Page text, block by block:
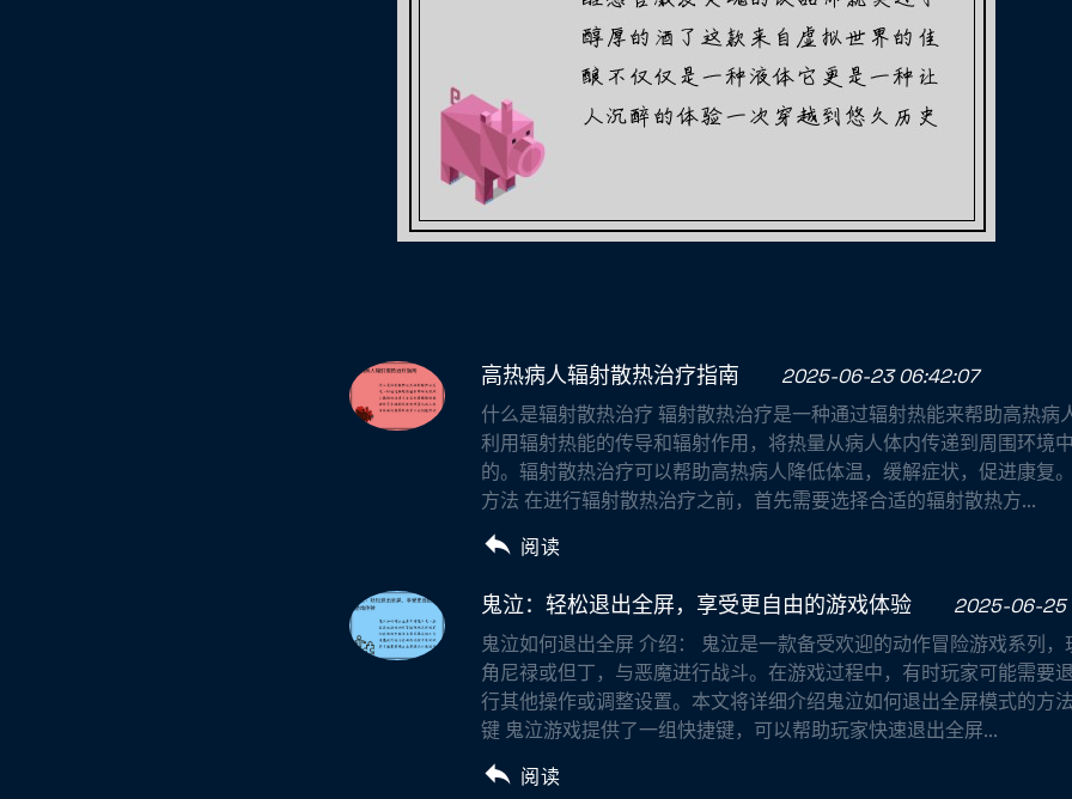
高热病人辐射散热治疗指南
2025-06-23 06:42:07
什么是辐射散热治疗 辐射散热治疗是一种通过辐射热能来帮助高热病
利用辐射热能的传导和辐射作用，将热量从病人体内传递到周围环境
的。辐射散热治疗可以帮助高热病人降低体温，缓解症状，促进康复
方法 在进行辐射散热治疗之前，首先需要选择合适的辐射散热方...
阅读
鬼泣：轻松退出全屏，享受更自由的游戏体验
2025-06-25
鬼泣如何退出全屏 介绍： 鬼泣是一款备受欢迎的动作冒险游戏系列
角尼禄或但丁，与恶魔进行战斗。在游戏过程中，有时玩家可能需要
行其他操作或调整设置。本文将详细介绍鬼泣如何退出全屏模式的方
键 鬼泣游戏提供了一组快捷键，可以帮助玩家快速退出全屏...
阅读